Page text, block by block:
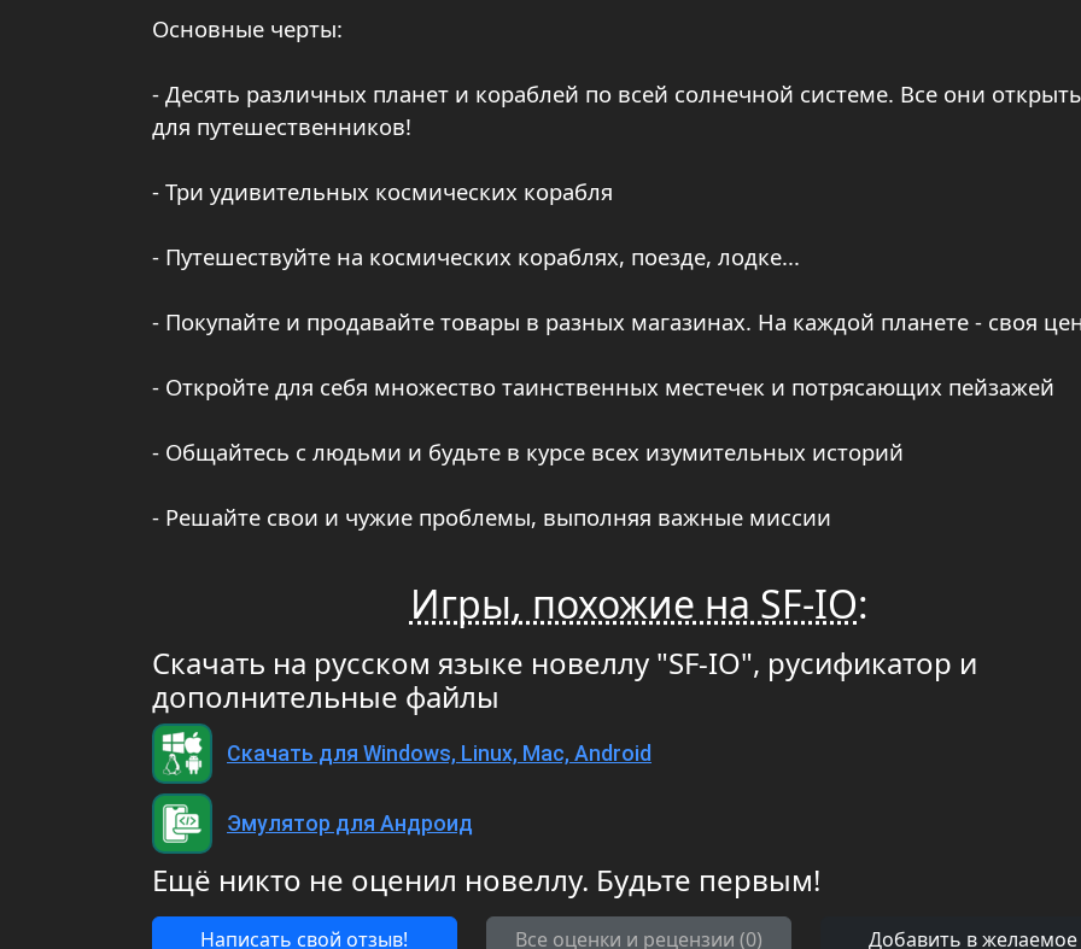
Основные черты:
- Десять различных планет и кораблей по всей солнечной системе. Все они
для путешественников!
- Три удивительных космических корабля
- Путешествуйте на космических кораблях, поезде, лодке...
- Покупайте и продавайте товары в разных магазинах. На каждой планете - своя
- Откройте для себя множество таинственных местечек и потрясающих пейзажей
- Общайтесь с людьми и будьте в курсе всех изумительных историй
- Решайте свои и чужие проблемы, выполняя важные миссии
Игры, похожие на SF-IO:
Скачать на русском языке новеллу "SF-IO", русификатор и
дополнительные файлы
Скачать для Windows, Linux, Mac, Android
Эмулятор для Андроид
Ещё никто не оценил новеллу. Будьте первым!
Написать свой отзыв! Все оценки и рецензии (0) Добавить в желаемое